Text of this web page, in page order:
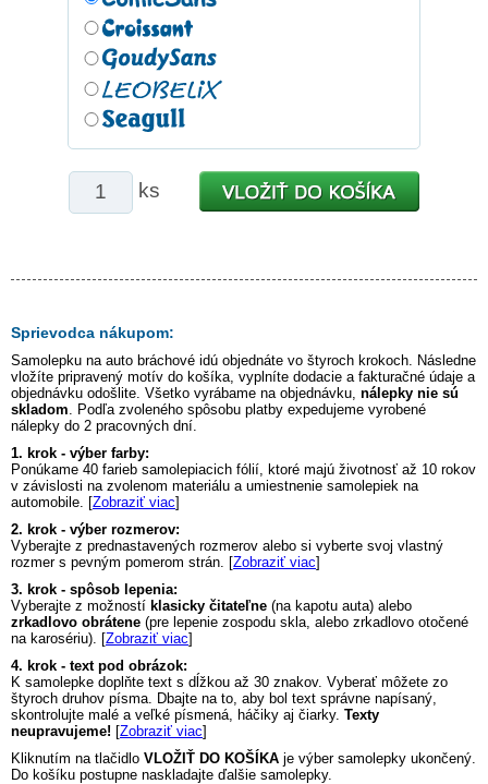
ks
Sprievodca nákupom:
Samolepku na auto bráchové idú objednáte vo štyroch krokoch. Následne
vložíte pripravený motív do košíka, vyplníte dodacie a fakturačné údaje a
objednávku odošlite. Všetko vyrábame na objednávku, nálepky nie sú
skladom . Podľa zvoleného spôsobu platby expedujeme vyrobené
nálepky do 2 pracovných dní.
1. krok - výber farby:
Ponúkame 40 farieb samolepiacich fólií, ktoré majú životnosť až 10 rokov
v závislosti na zvolenom materiálu a umiestnenie samolepiek na
automobile. [Zobraziť viac]
2. krok - výber rozmerov:
Vyberajte z prednastavených rozmerov alebo si vyberte svoj vlastný
rozmer s pevným pomerom strán. [Zobraziť viac]
3. krok - spôsob lepenia:
Vyberajte z možností klasicky čitateľne (na kapotu auta) alebo
zrkadlovo obrátene (pre lepenie zospodu skla, alebo zrkadlovo otočené
na karosériu). [Zobraziť viac]
4. krok - text pod obrázok:
K samolepke doplňte text s dĺžkou až 30 znakov. Vyberať môžete zo
štyroch druhov písma. Dbajte na to, aby bol text správne napísaný,
skontrolujte malé a veľké písmená, háčiky aj čiarky. Texty
neupravujeme! [Zobraziť viac]
Kliknutím na tlačidlo VLOŽIŤ DO KOŠÍKA je výber samolepky ukončený.
Do košíku postupne naskladajte ďalšie samolepky.